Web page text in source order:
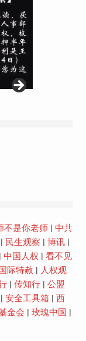
不是你老师| 中共
民生观察 博讯|
中国人权
看不见
国际特赦
人权观
| 传知行| 公盟
安全工具箱
西
金会 玫瑰中国